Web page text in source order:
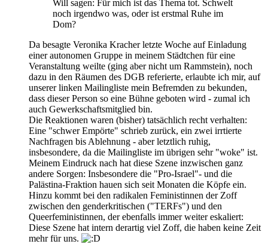
Will sagen: Für mich ist das Thema tot. Schwelt
noch irgendwo was, oder ist erstmal Ruhe im
Dom?
Da besagte Veronika Kracher letzte Woche auf Einladung
einer autonomen Gruppe in meinem Städtchen für eine
Veranstaltung weilte (ging aber nicht um Rammstein), noch
dazu in den Räumen des DGB referierte, erlaubte ich mir, auf
unserer linken Mailingliste mein Befremden zu bekunden,
dass dieser Person so eine Bühne geboten wird - zumal ich
auch Gewerkschaftsmitglied bin.
Die Reaktionen waren (bisher) tatsächlich recht verhalten:
Eine "schwer Empörte" schrieb zurück, ein zwei irrtierte
Nachfragen bis Ablehnung - aber letztlich ruhig,
insbesondere, da die Mailingliste im übrigen sehr "woke" ist.
Meinem Eindruck nach hat diese Szene inzwischen ganz
andere Sorgen: Insbesondere die "Pro-Israel"- und die
Palästina-Fraktion hauen sich seit Monaten die Köpfe ein.
Hinzu kommt bei den radikalen Feministinnen der Zoff
zwischen den genderkritischen ("TERFs") und den
Queerfeministinnen, der ebenfalls immer weiter eskaliert:
Diese Szene hat intern derartig viel Zoff, die haben keine Zeit
mehr für uns.